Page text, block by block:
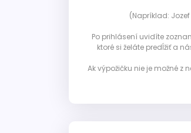
(Napríklad:
Po prihlásení uvidíte
ktoré si želáte predĺžiť a
Ak výpožičku nie je možné z